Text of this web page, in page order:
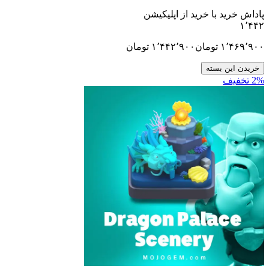
با خرید از اپلیکیشن
تومان۱٬۴۴۲٬۹۰۰ تومان
بسته